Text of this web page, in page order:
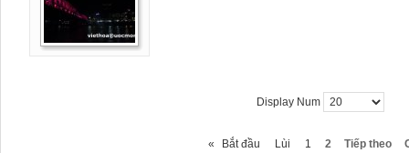
Display Num
« Bắt đầu Lùi 1 2 Tiếp theo